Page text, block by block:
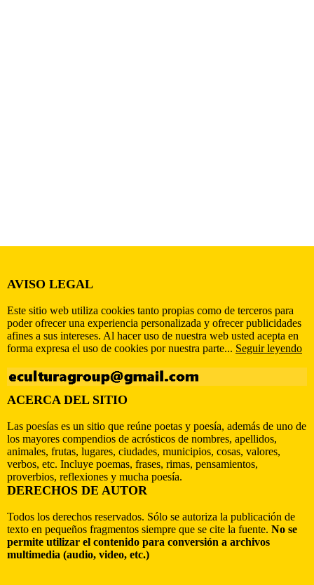
AVISO LEGAL
Este sitio web utiliza cookies tanto propias como de terceros para
poder ofrecer una experiencia personalizada y ofrecer publicidades
afines a sus intereses. Al hacer uso de nuestra web usted acepta en
forma expresa el uso de cookies por nuestra parte... Seguir leyendo
ACERCA DEL SITIO
Las poesías es un sitio que reúne poetas y poesía, además de uno de
los mayores compendios de acrósticos de nombres, apellidos,
animales, frutas, lugares, ciudades, municipios, cosas, valores,
verbos, etc. Incluye poemas, frases, rimas, pensamientos,
proverbios, reflexiones y mucha poesía.
DERECHOS DE AUTOR
Todos los derechos reservados. Sólo se autoriza la publicación de
texto en pequeños fragmentos siempre que se cite la fuente. No se
permite utilizar el contenido para conversión a archivos
multimedia (audio, video, etc.)